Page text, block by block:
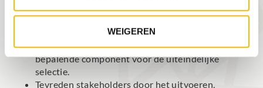
WEIGEREN
basisovereenkomst met vraagspecificatie en
relevante annexen.
Beheersing aanbestedingstraject met kwaliteit als
bepalende component voor de uiteindelijke
selectie.
Tevreden stakeholders door het uitvoeren,